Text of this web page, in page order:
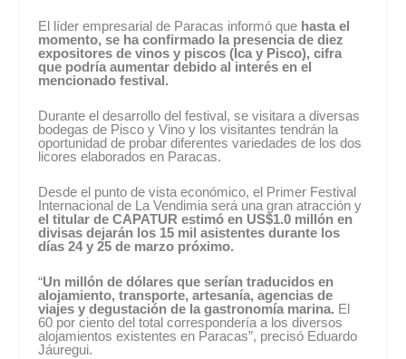
El líder empresarial de Paracas informó que hasta el
momento, se ha confirmado la presencia de diez
expositores de vinos y piscos (Ica y Pisco), cifra
que podría aumentar debido al interés en el
mencionado festival.
Durante el desarrollo del festival, se visitara a diversas
bodegas de Pisco y Vino y los visitantes tendrán la
oportunidad de probar diferentes variedades de los dos
licores elaborados en Paracas.
Desde el punto de vista económico, el Primer Festival
Internacional de La Vendimia será una gran atracción y
el titular de CAPATUR estimó en US$1.0 millón en
divisas dejarán los 15 mil asistentes durante los
días 24 y 25 de marzo próximo.
“Un millón de dólares que serían traducidos en
alojamiento, transporte, artesanía, agencias de
viajes y degustación de la gastronomía marina. El
60 por ciento del total correspondería a los diversos
alojamientos existentes en Paracas”, precisó Eduardo
Jáuregui.